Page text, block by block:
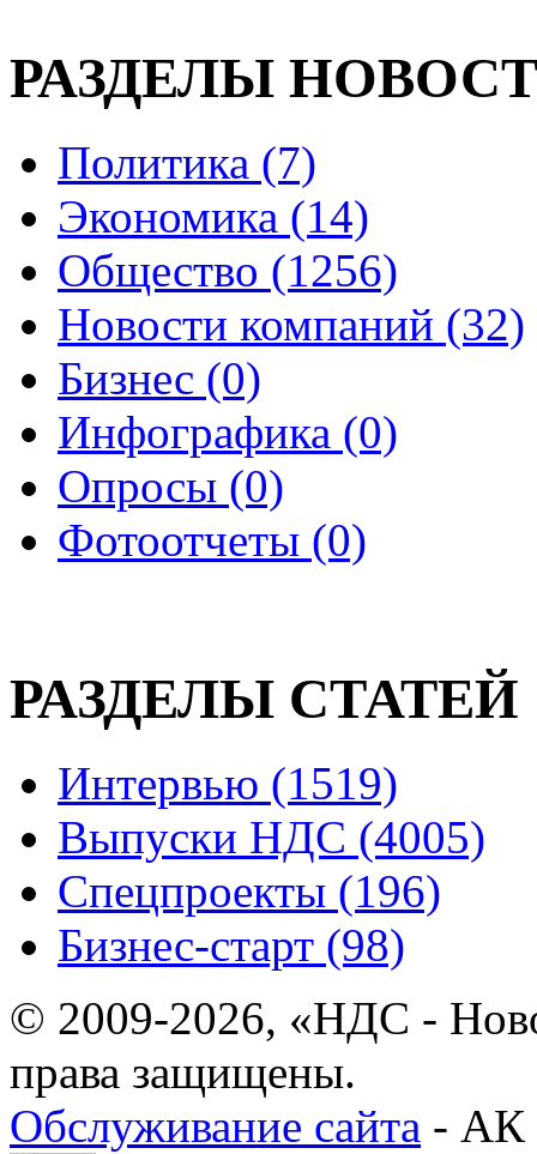
РАЗДЕЛЫ
Политика (7)
Экономика (14)
Общество (1256)
Новости компаний (32)
Бизнес (0)
Инфографика (0)
Опросы (0)
Фотоотчеты (0)
РАЗДЕЛЫ СТАТЕЙ
Интервью (1519)
Выпуски НДС (4005)
Спецпроекты (196)
Бизнес-старт (98)
© 2009-2026, «НДС -
права защищены.
Обслуживание сайта - АК